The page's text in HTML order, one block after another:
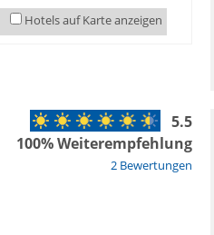
Hotels auf Karte anzeigen
2 Bewertungen
5.5
100% Weiterempfehlung